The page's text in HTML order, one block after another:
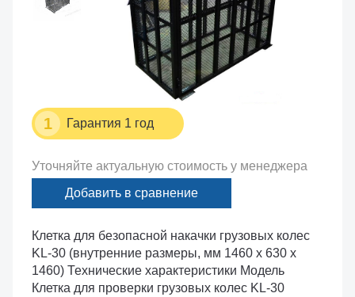
1 Гарантия 1 год
Клетка для безопасной накачки грузовых колес
KL-30 (внутренние размеры, мм 1460 х 630 х
1460) Технические характеристики Модель
Клетка для проверки грузовых колес KL-30
Уточняйте актуальную стоимость у менеджера
Добавить в сравнение